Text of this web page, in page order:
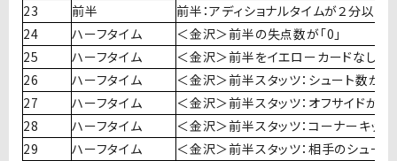
23
前半
前半：アディショナルタイムが２分以上
24
ハーフタイム
＜金沢＞前半の失点数が「0」
25
ハーフタイム
＜金沢＞前半をイエローカードなしで
26
ハーフタイム
＜金沢＞前半スタッツ：シュート数が5
27
ハーフタイム
＜金沢＞前半スタッツ：オフサイドが3
28
ハーフタイム
＜金沢＞前半スタッツ：コーナーキッ
29
ハーフタイム
＜金沢＞前半スタッツ：相手のシュー